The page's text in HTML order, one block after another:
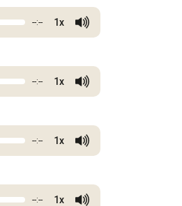
--:-- 1x
--:-- 1x
--:-- 1x
--:-- 1x